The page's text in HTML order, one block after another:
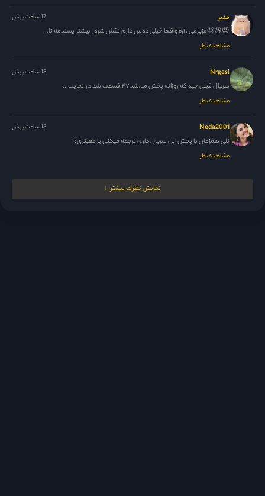
مدیر 17 ساعت پیش
😍😘🥲عزیزمی ، آره واقعا خیلی دوس دارم نقش شرور بیشتر پسندمه تا...
مشاهده نظر
Nrgesi 18 ساعت پیش
سریال قبلی جیو که روزانه پخش می‌شد ۴۷ قسمت شد در نهایت...
مشاهده نظر
Neda2001 18 ساعت پیش
نلی همزمان با پخش این سریال داری ترجمه میکنی یا عقبتری؟
مشاهده نظر
ممنون نلی جان ، حل شده 🙏
نمایش نظرات بیشتر